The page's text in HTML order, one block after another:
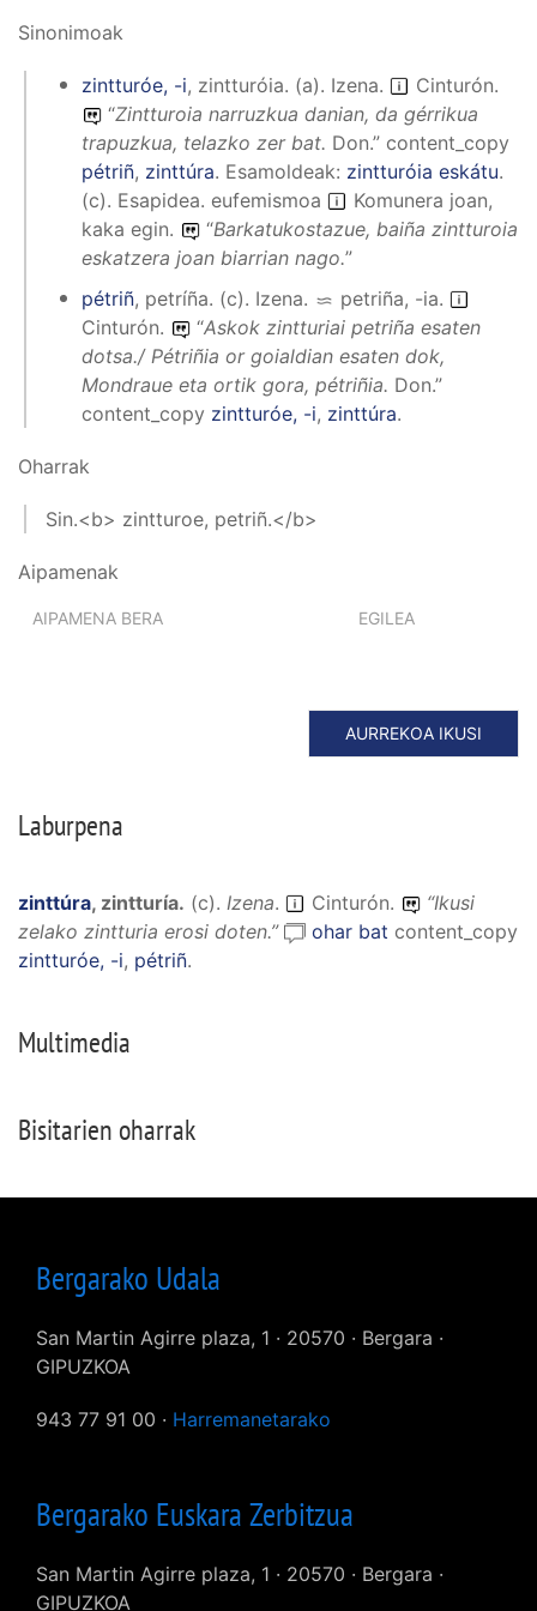
Sinonimoak
zintturóe, -i, zintturóia. (a). Izena.
Cinturón.
“Zintturoia narruzkua danian, da gérrikua
trapuzkua, telazko zer bat. Don.” content_copy
pétriñ, zinttúra. Esamoldeak: zintturóia eskátu.
(c). Esapidea. eufemismoa
Komunera joan,
kaka egin.
“Barkatukostazue, baiña zintturoia
eskatzera joan biarrian nago.”
pétriñ, petríña. (c). Izena. petriña, -ia.
Cinturón.
“Askok zintturiai petriña esaten
dotsa./ Pétriñia or goialdian esaten dok,
Mondraue eta ortik gora, pétriñia. Don.”
content_copy zintturóe, -i, zinttúra.
Oharrak
Sin.<b> zintturoe, petriñ.</b>
Aipamenak
AIPAMENA BERA EGILEA
AURREKOA IKUSI
Laburpena
zinttúra, zintturía. (c). Izena. Cinturón. “Ikusi
zelako zintturia erosi doten.” ohar bat content_copy
zintturóe, -i, pétriñ.
Multimedia
Bisitarien oharrak
Bergarako Udala
San Martin Agirre plaza, 1 · 20570 · Bergara ·
GIPUZKOA
943 77 91 00 · Harremanetarako
Bergarako Euskara Zerbitzua
San Martin Agirre plaza, 1 · 20570 · Bergara ·
GIPUZKOA